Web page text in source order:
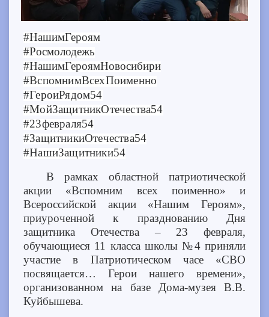
#НашимГероям
#Росмолодежь
#НашимГероямНовосибири
#ВспомнимВсехПоименно
#ГероиРядом54
#МойЗащитникОтечества54
#23февраля54
#ЗащитникиОтечества54
#НашиЗащитники54
В рамках областной патриотической
акции «Вспомним всех поименно» и
Всероссийской акции «Нашим Героям»,
приуроченной к празднованию Дня
защитника Отечества – 23 февраля,
обучающиеся 11 класса школы №4 приняли
участие в Патриотическом часе «СВО
посвящается… Герои нашего времени»,
организованном на базе Дома-музея В.В.
Куйбышева.